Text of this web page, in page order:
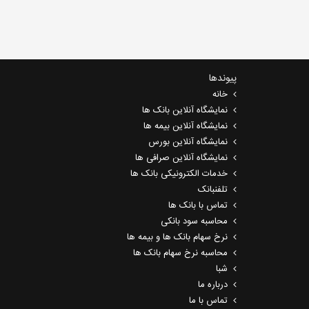
پیوندها
خانه
نمایشگاه آنلاین بانک ها
نمایشگاه آنلاین بیمه ها
نمایشگاه آنلاین بورس
نمایشگاه آنلاین صرافی ها
خدمات الکترونیکی بانک ها
تلفنبانک
تماس با بانک ها
محاسبه سود بانکی
نرخ سهام بانک ها و بیمه ها
محاسبه نرخ سهام بانک ها
شبا
درباره ما
تماس با ما